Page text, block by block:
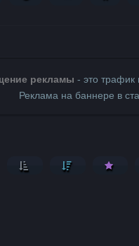
рекламы - это трафик
Реклама на баннере в